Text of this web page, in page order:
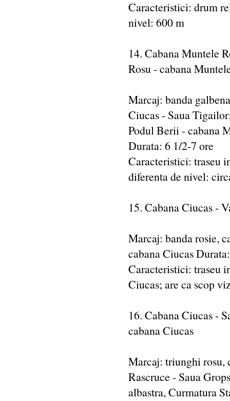
Caracteristici: drum
nivel: 600 m
14. Cabana Muntele
Rosu - cabana
Marcaj: banda
Ciucas - Saua
Podul Berii - cabana
Durata: 6 1/2-7 ore
Caracteristici: traseu
diferenta de nivel:
15. Cabana Ciucas -
Marcaj: banda rosie,
cabana Ciucas
Caracteristici: traseu
Ciucas; are ca scop
16. Cabana Ciucas -
cabana Ciucas
Marcaj: triunghi rosu,
Rascruce - Saua
albastra, Curmatura